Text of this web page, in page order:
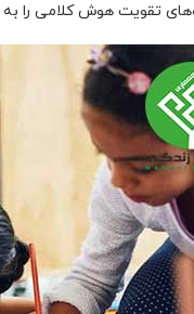
تقویت هوش کلامی را به